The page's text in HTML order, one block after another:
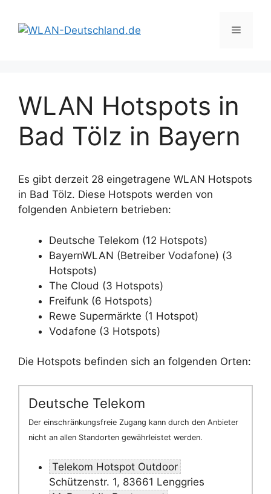
Inhalt
springen
Menü
WLAN Hotspots in
Bad Tölz in Bayern
Es gibt derzeit 28 eingetragene WLAN Hotspots
in Bad Tölz. Diese Hotspots werden von
folgenden Anbietern betrieben:
Deutsche Telekom (12 Hotspots)
BayernWLAN (Betreiber Vodafone) (3
Hotspots)
The Cloud (3 Hotspots)
Freifunk (6 Hotspots)
Rewe Supermärkte (1 Hotspot)
Vodafone (3 Hotspots)
Die Hotspots befinden sich an folgenden Orten:
Deutsche Telekom
Der einschränkungsfreie Zugang kann durch den Anbieter
nicht an allen Standorten gewährleistet werden.
Telekom Hotspot Outdoor
Schützenstr. 1, 83661 Lenggries